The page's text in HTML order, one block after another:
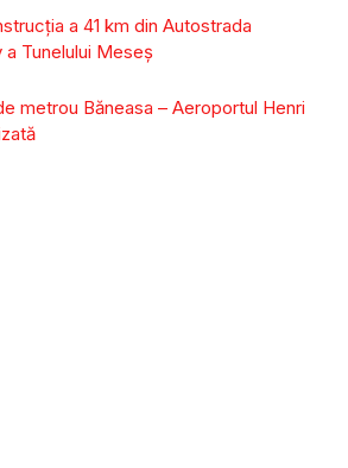
a 41 km din Autostrada
a Tunelului Meseș
metrou Băneasa – Aeroportul Henri